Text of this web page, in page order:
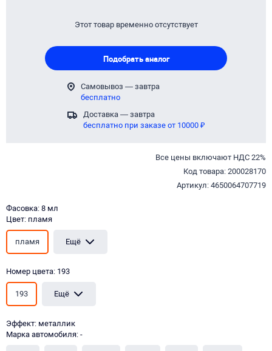
Этот товар временно отсутствует
Подобрать аналог
Самовывоз — завтра
бесплатно
Доставка — завтра
бесплатно при заказе от 10000 ₽
Все цены включают НДС 22%
Код товара: 200028170
Артикул: 4650064707719
Фасовка: 8 мл
Цвет: пламя
пламя Ещё
Номер цвета: 193
193 Ещё
Эффект: металлик
Марка автомобиля: -